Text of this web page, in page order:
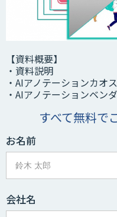
【資料概要】
・資料説明
・AIアノテーションカオ
・AIアノテーションベン
すべて無料で
お名前
会社名